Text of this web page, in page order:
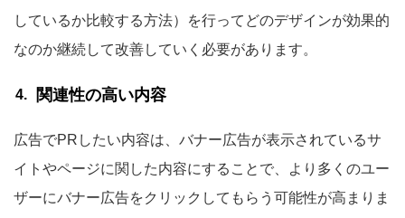
しているか比較する方法）を行ってどのデザインが効果的
なのか継続して改善していく必要があります。
関連性の高い内容
広告でPRしたい内容は、バナー広告が表示されているサ
イトやページに関した内容にすることで、より多くのユー
ザーにバナー広告をクリックしてもらう可能性が高まりま